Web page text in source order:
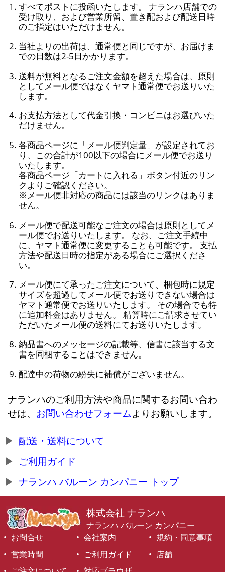
すべてポストに投函いたします。 ナランハ店舗での
受け取り、および営業所留、置き配および配送日時
のご指定はいただけません。
当社よりの出荷は、通常便と同じですが、お届けま
での日数は2-5日かかります。
送料が無料となるご注文金額を超えた場合は、原則
としてメール便ではなくヤマト通常便でお送りいた
します。
お支払方法として代金引換・コンビニはお選びいた
だけません。
各商品ページに「メール便判定量」が設定されてお
り、この合計が100以下の場合にメール便でお送り
いたします。
各商品ページ「カートに入れる」ボタン付近のリン
クよりご確認ください。
※メール便非対応の商品には該当のリンクはありま
せん。
メール便で配送可能なご注文の場合は原則としてメ
ール便でお送りいたします。 なお、ご注文手続中
に、ヤマト通常便に変更することも可能です。 支払
方法や配送日時の指定がある場合にご選択くださ
い。
メール便にて承ったご注文について、梱包時に規定
サイズを超過してメール便でお送りできない場合は
ヤマト通常便でお送りいたします。 その場合でも特
に追加料金はありません。 精算時にご請求させてい
ただいたメール便の送料にてお送りいたします。
納品書へのメッセージの記載等、信書に該当する文
書を同梱することはできません。
配達中の荷物の紛失に補償がございません。
ナランハのご利用方法や商品に関するお問い合わ
せは、 お問い合わせフォームよりお願いします。
配送・送料について
ご利用ガイド
ナランハ バルーン カンパニー トップ
株式会社 ナランハ
ナランハ バルーン カンパニー
お問合せ
会社案内
規約・同意事項
営業時間
ご利用ガイド
店舗